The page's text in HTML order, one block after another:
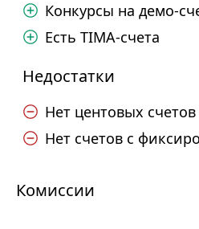
Конкурсы на демо-
Есть TIMA-счета
Недостатки
Нет центовых счетов
Нет счетов с
Комиссии